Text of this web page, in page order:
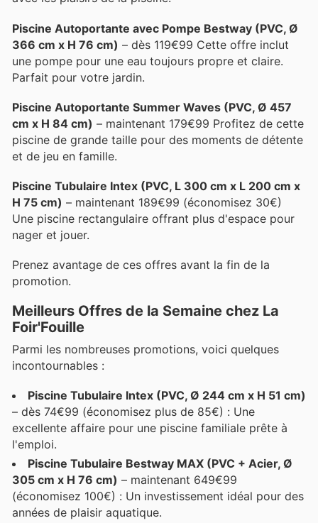
Piscine Autoportante avec Pompe Bestway (PVC, Ø
366 cm x H 76 cm) – dès 119€99 Cette offre inclut
une pompe pour une eau toujours propre et claire.
Parfait pour votre jardin.
Piscine Autoportante Summer Waves (PVC, Ø 457
cm x H 84 cm) – maintenant 179€99 Profitez de cette
piscine de grande taille pour des moments de détente
et de jeu en famille.
Piscine Tubulaire Intex (PVC, L 300 cm x L 200 cm x
H 75 cm) – maintenant 189€99 (économisez 30€)
Une piscine rectangulaire offrant plus d'espace pour
nager et jouer.
Prenez avantage de ces offres avant la fin de la
promotion.
Meilleurs Offres de la Semaine chez La
Foir'Fouille
Parmi les nombreuses promotions, voici quelques
incontournables :
Piscine Tubulaire Intex (PVC, Ø 244 cm x H 51 cm)
– dès 74€99 (économisez plus de 85€) : Une
excellente affaire pour une piscine familiale prête à
l'emploi.
Piscine Tubulaire Bestway MAX (PVC + Acier, Ø
305 cm x H 76 cm) – maintenant 649€99
(économisez 100€) : Un investissement idéal pour des
années de plaisir aquatique.